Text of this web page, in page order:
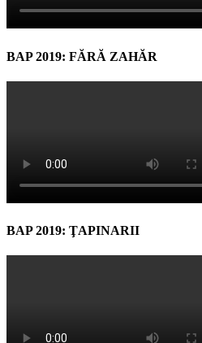
BAP 2019: FĂRĂ ZAHĂR
BAP 2019: ŢAPINARII